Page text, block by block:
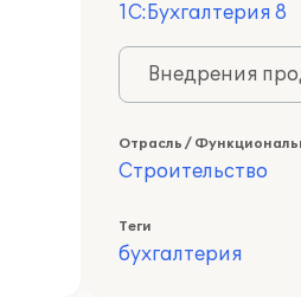
1С:Бухгалтерия 8
Внедрения
Отрасль /
Строительство
Теги
бухгалтерия